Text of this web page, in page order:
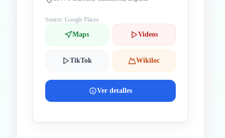
Source: Google Places
Maps Videos
TikTok Wikiloc
Ver detalles